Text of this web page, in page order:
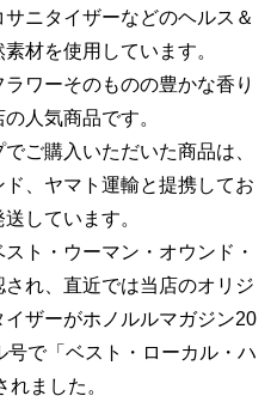
ニタイザーなどのヘルス＆
材を使用しています。
ワーそのものの豊かな香り
人気商品です。
ご購入いただいた商品は、
、ヤマト運輸と提携してお
しています。
ト・ウーマン・オウンド・
れ、直近では当店のオリジ
ザーがホノルルマガジン20
で「ベスト・ローカル・ハ
ました。